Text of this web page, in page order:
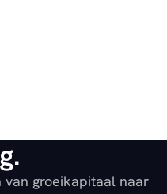
groeikapitaal naar